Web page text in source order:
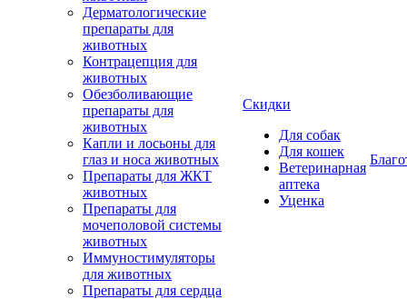
Дерматологические
препараты для
животных
Контрацепция для
животных
Обезболивающие
препараты для
животных
Капли и лосьоны для
глаз и носа животных
Препараты для ЖКТ
животных
Препараты для
мочеполовой системы
животных
Иммуностимуляторы
для животных
Препараты для сердца
Скидки
Для собак
Для кошек
Ветеринарная
аптека
Уценка